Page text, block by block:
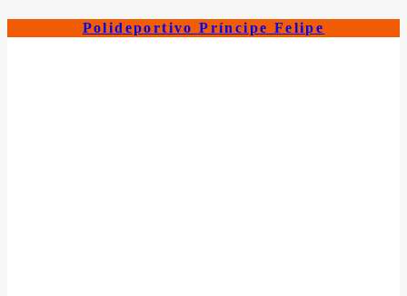
Polideportivo Príncipe Felipe